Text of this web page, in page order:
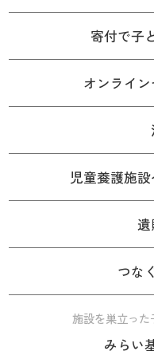
寄付で子
オンライ
児童養護施
つな
施設を巣立った
みらい